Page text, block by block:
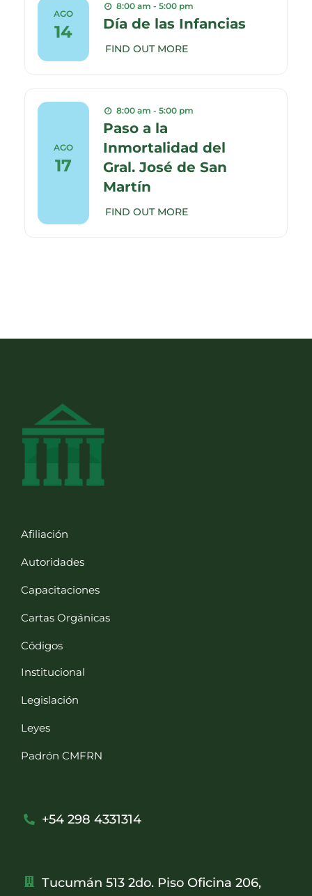
AGO
14
8:00 am - 5:00 pm
Día de las Infancias
FIND OUT MORE
AGO
17
8:00 am - 5:00 pm
Paso a la
Inmortalidad del
Gral. José de San
Martín
FIND OUT MORE
Afiliación
Autoridades
Capacitaciones
Cartas Orgánicas
Códigos
Institucional
Legislación
Leyes
Padrón CMFRN
+54 298 4331314
Tucumán 513 2do. Piso Oficina 206,